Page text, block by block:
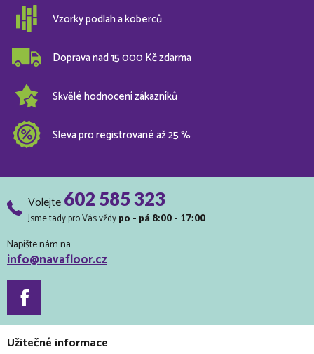
Vzorky podlah a koberců
Doprava nad 15 000 Kč zdarma
Skvělé hodnocení zákazníků
Sleva pro registrované až 25 %
Volejte602 585 323
Jsme tady pro Vás vždy po - pá 8:00 - 17:00
Napište nám na
info@navafloor.cz
Užitečné informace